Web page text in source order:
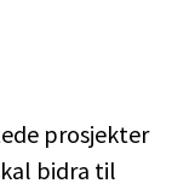
prosjekter
bidra til